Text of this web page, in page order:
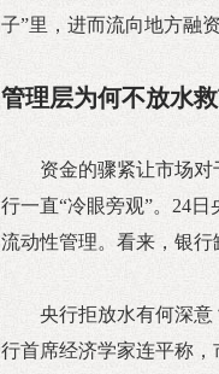
子”里，进而流向地方融
管理层为何不放水
资金的骤紧让市场
行一直“冷眼旁观”。24
流动性管理。看来，银行
央行拒放水有何深
行首席经济学家连平称